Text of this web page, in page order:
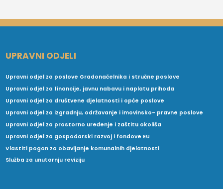
UPRAVNI ODJELI
Upravni odjel za poslove Gradonačelnika i stručne poslove
Upravni odjel za financije, javnu nabavu i naplatu prihoda
Upravni odjel za društvene djelatnosti i opće poslove
Upravni odjel za izgradnju, održavanje i imovinsko- pravne poslove
Upravni odjel za prostorno uređenje i zaštitu okoliša
Upravni odjel za gospodarski razvoj i fondove EU
Vlastiti pogon za obavljanje komunalnih djelatnosti
Služba za unutarnju reviziju